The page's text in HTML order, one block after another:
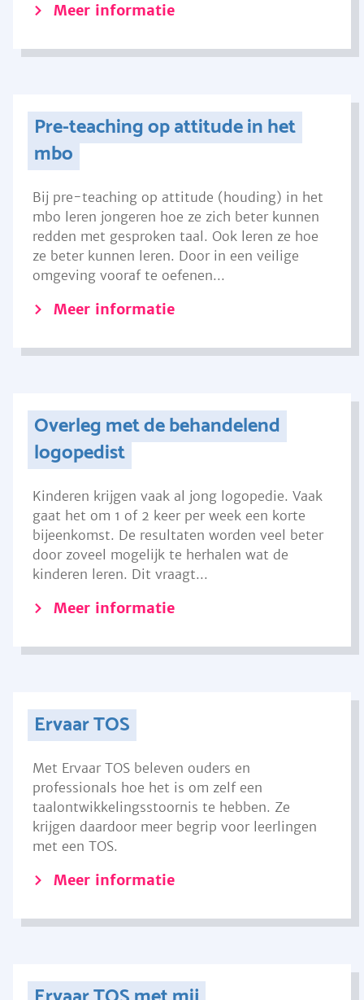
Meer informatie
Pre-teaching op attitude in het
mbo
Bij pre-teaching op attitude (houding) in het
mbo leren jongeren hoe ze zich beter kunnen
redden met gesproken taal. Ook leren ze hoe
ze beter kunnen leren. Door in een veilige
omgeving vooraf te oefenen...
Meer informatie
Overleg met de behandelend
logopedist
Kinderen krijgen vaak al jong logopedie. Vaak
gaat het om 1 of 2 keer per week een korte
bijeenkomst. De resultaten worden veel beter
door zoveel mogelijk te herhalen wat de
kinderen leren. Dit vraagt...
Meer informatie
Ervaar TOS
Met Ervaar TOS beleven ouders en
professionals hoe het is om zelf een
taalontwikkelingsstoornis te hebben. Ze
krijgen daardoor meer begrip voor leerlingen
met een TOS.
Meer informatie